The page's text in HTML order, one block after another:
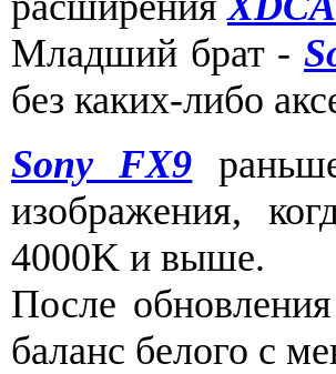
Младший брат -
без каких-либо
Sony FX9
изображения,
4000K и выше.
После
баланс белого с